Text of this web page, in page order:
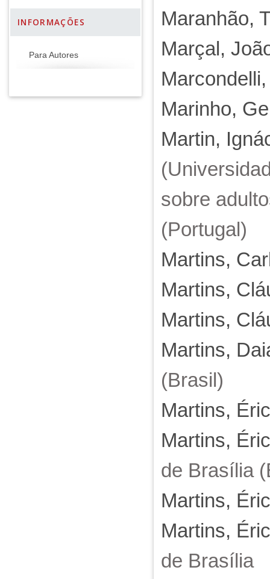
INFORMAÇÕES
Para Autores
Maranhão,
Marçal,
Marinho,
Martin,
sobre
(Portugal)
Martins,
Martins,
Martins,
Martins,
(Brasil)
Martins,
Martins,
de Brasília
Martins,
Martins,
de Brasília